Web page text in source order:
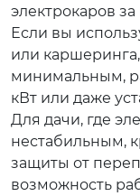
электрокаров за
Если вы
или
минимальным,
кВт или даже
Для дачи, где
нестабильным,
защиты от
возможность